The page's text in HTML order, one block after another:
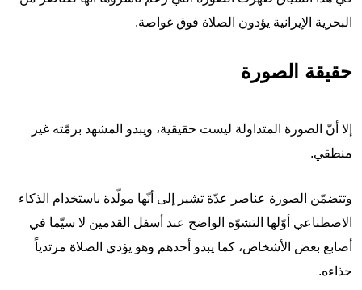
البحرية الإيرانية يؤدون الصلاة فوق غواصة.
حقيقة الصورة
إلا أنّ الصورة المتداولة ليست حقيقية، ويبدو المشهد برمّته غير
منطقي.
وتتضمّن الصورة عناصر عدّة تشير إلى أنّها مولّدة باستخدام الذكاء
الاصطناعي أوّلها التشوّه الواضح عند أسفل القدمين لا سيّما في
أصابع بعض الأشخاص، كما يبدو أحدهم وهو يؤدي الصلاة مرتدياً
حذاءه.